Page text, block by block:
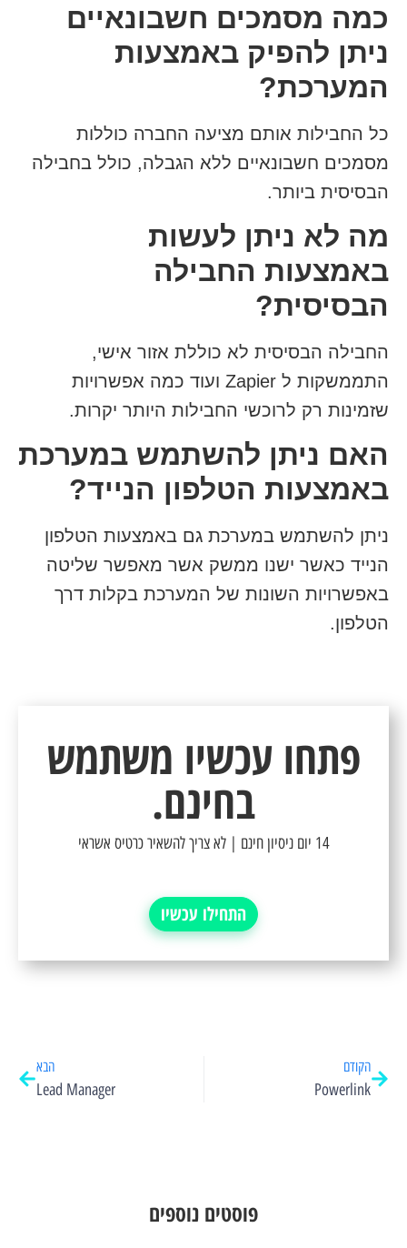
כמה מסמכים חשבונאיים
ניתן להפיק באמצעות
המערכת?
כל החבילות אותם מציעה החברה כוללות
מסמכים חשבונאיים ללא הגבלה, כולל בחבילה
הבסיסית ביותר.
מה לא ניתן לעשות
באמצעות החבילה
הבסיסית?
החבילה הבסיסית לא כוללת אזור אישי,
התממשקות ל Zapier ועוד כמה אפשרויות
שזמינות רק לרוכשי החבילות היותר יקרות.
האם ניתן להשתמש במערכת
באמצעות הטלפון הנייד?
ניתן להשתמש במערכת גם באמצעות הטלפון
הנייד כאשר ישנו ממשק אשר מאפשר שליטה
באפשרויות השונות של המערכת בקלות דרך
הטלפון.
פתחו עכשיו משתמש
בחינם.
14 יום ניסיון חינם | לא צריך להשאיר כרטיס אשראי
התחילו עכשיו
הקודם
Powerlink
הבא
Lead Manager
פוסטים נוספים